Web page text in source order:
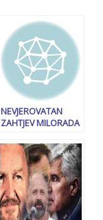
NEVJEROVATAN
ZAHTJEV MILORADA
građane na veliki
miting u utorak, ali
da tu ostanu do
srijede i donošenja
presude?!